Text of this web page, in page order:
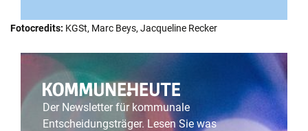
Fotocredits: KGSt, Marc Beys, Jacqueline Recker
Der Newsletter für kommunale
Entscheidungsträger. Lesen Sie was